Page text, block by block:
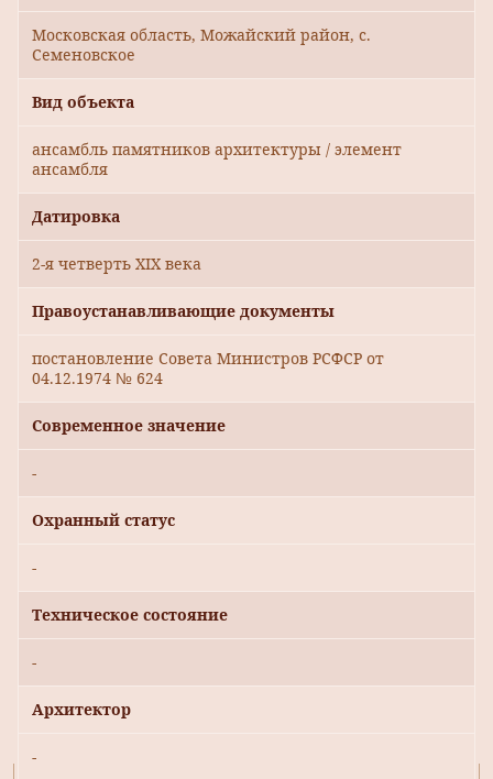
Московская область, Можайский район, с.
Семеновское
Вид объекта
ансамбль памятников архитектуры / элемент
ансамбля
Датировка
2-я четверть XIX века
Правоустанавливающие документы
постановление Совета Министров РСФСР от
04.12.1974 № 624
Современное значение
-
Охранный статус
-
Техническое состояние
-
Архитектор
-